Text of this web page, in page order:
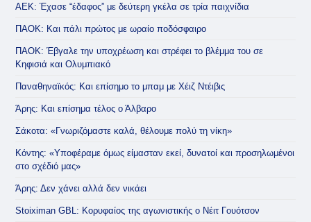
ΑΕΚ: Έχασε “έδαφος” με δεύτερη γκέλα σε τρία παιχνίδια
ΠΑΟΚ: Και πάλι πρώτος με ωραίο ποδόσφαιρο
ΠΑΟΚ: Έβγαλε την υποχρέωση και στρέφει το βλέμμα του σε
Κηφισιά και Ολυμπιακό
Παναθηναϊκός: Και επίσημο το μπαμ με Χέιζ Ντέιβις
Άρης: Και επίσημα τέλος ο Άλβαρο
Σάκοτα: «Γνωριζόμαστε καλά, θέλουμε πολύ τη νίκη»
Κόντης: «Υποφέραμε όμως είμασταν εκεί, δυνατοί και προσηλωμένοι
στο σχέδιό μας»
Άρης: Δεν χάνει αλλά δεν νικάει
Stoiximan GBL: Κορυφαίος της αγωνιστικής ο Νέιτ Γουότσον